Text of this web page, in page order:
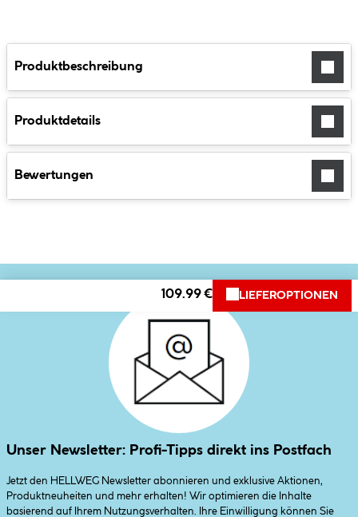
Produktbeschreibung
Produktdetails
Bewertungen
109.99 € LIEFEROPTIONEN
Unser Newsletter: Profi-Tipps direkt ins Postfach
Jetzt den HELLWEG Newsletter abonnieren und exklusive Aktionen,
Produktneuheiten und mehr erhalten! Wir optimieren die Inhalte
basierend auf Ihrem Nutzungsverhalten. Ihre Einwilligung können Sie